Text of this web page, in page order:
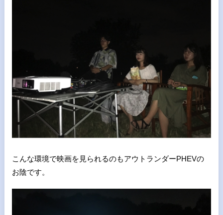
こんな環境で映画を見られるのもアウトランダーPHEVの
お陰です。